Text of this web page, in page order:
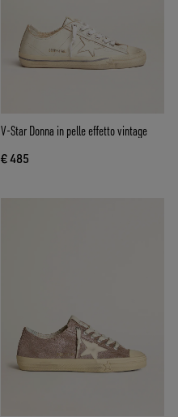
V-Star Donna in pelle effetto vintage
€ 485